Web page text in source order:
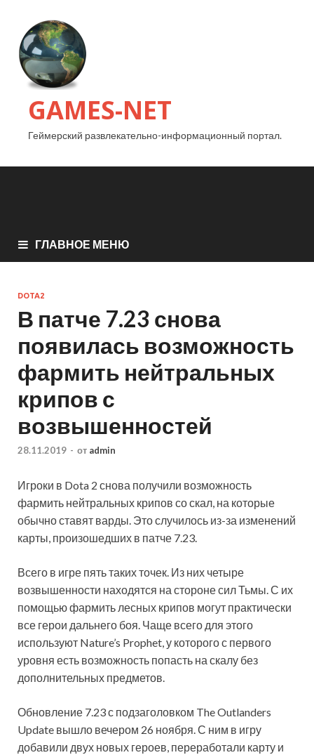
GAMES-NET
Геймерский развлекательно-информационный портал.
ГЛАВНОЕ МЕНЮ
DOTA2
В патче 7.23 снова
появилась возможность
фармить нейтральных
крипов с
возвышенностей
28.11.2019 - от admin
Игроки в Dota 2 снова получили возможность
фармить нейтральных крипов со скал, на которые
обычно ставят варды. Это случилось из-за изменений
карты, произошедших в патче 7.23.
Всего в игре пять таких точек. Из них четыре
возвышенности находятся на стороне сил Тьмы. С их
помощью фармить лесных крипов могут практически
все герои дальнего боя. Чаще всего для этого
используют Nature’s Prophet, у которого с первого
уровня есть возможность попасть на скалу без
дополнительных предметов.
Обновление 7.23 с подзаголовком The Outlanders
Update вышло вечером 26 ноября. С ним в игру
добавили двух новых героев, переработали карту и